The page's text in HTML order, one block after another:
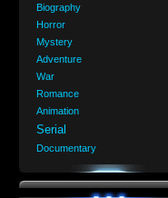
Biography
Horror
Mystery
Adventure
War
Romance
Animation
Serial
Documentary